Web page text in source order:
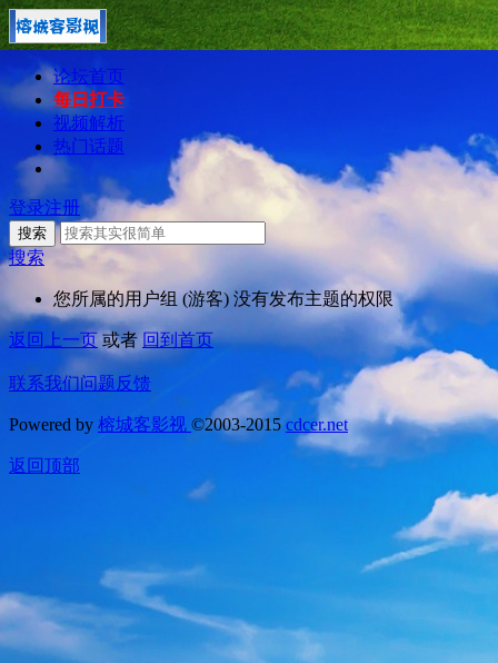
论坛首页
每日打卡
视频解析
热门话题
登录注册
搜索
搜索
您所属的用户组 (游客) 没有发布主题的权限
返回上一页 或者 回到首页
联系我们问题反馈
Powered by 榕城客影视 ©2003-2015 cdcer.net
返回顶部